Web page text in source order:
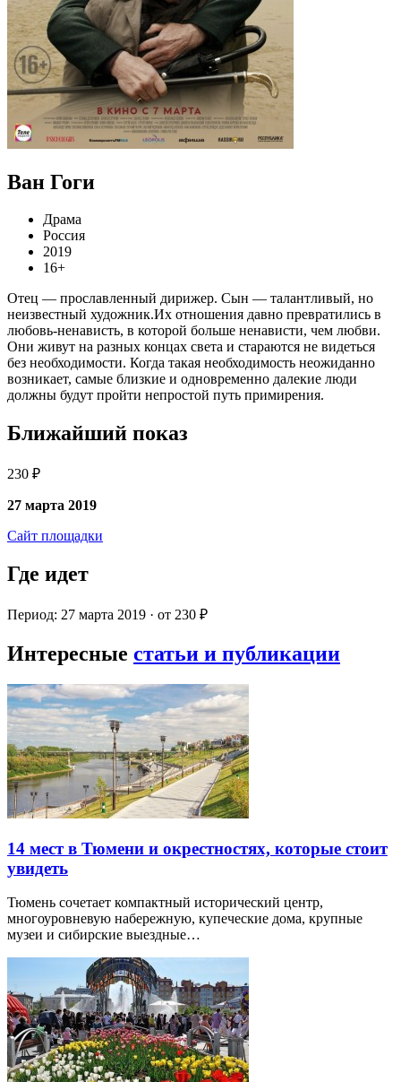
Ван Гоги
Драма
Россия
2019
16+
Отец — прославленный дирижер. Сын — талантливый, но
неизвестный художник.Их отношения давно превратились в
любовь-ненависть, в которой больше ненависти, чем любви.
Они живут на разных концах света и стараются не видеться
без необходимости. Когда такая необходимость неожиданно
возникает, самые близкие и одновременно далекие люди
должны будут пройти непростой путь примирения.
Ближайший показ
230 ₽
27 марта 2019
Сайт площадки
Где идет
Период: 27 марта 2019 · от 230 ₽
Интересные статьи и публикации
14 мест в Тюмени и окрестностях, которые стоит
увидеть
Тюмень сочетает компактный исторический центр,
многоуровневую набережную, купеческие дома, крупные
музеи и сибирские выездные…